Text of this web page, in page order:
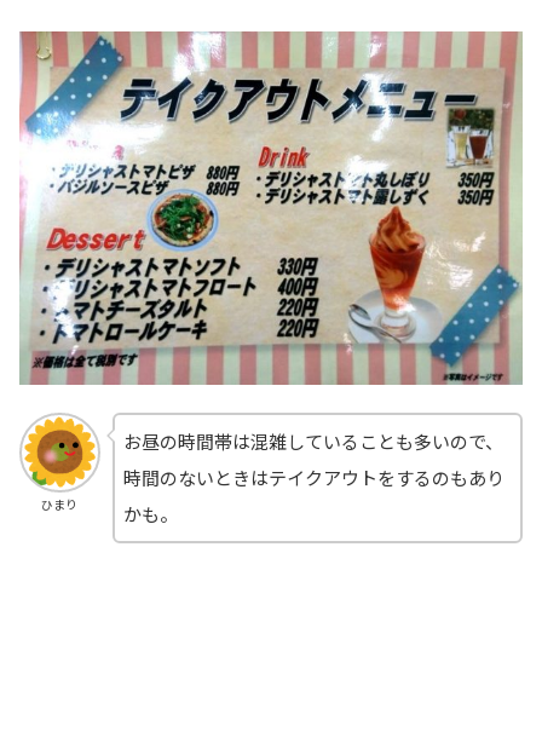
ひまり
お昼の時間帯は混雑していることも多いので、
時間のないときはテイクアウトをするのもあり
かも。